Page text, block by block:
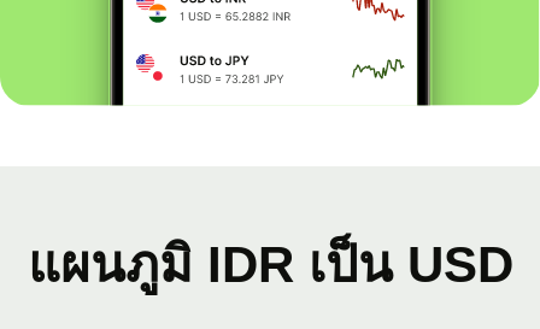
แผนภูมิ IDR เป็น USD